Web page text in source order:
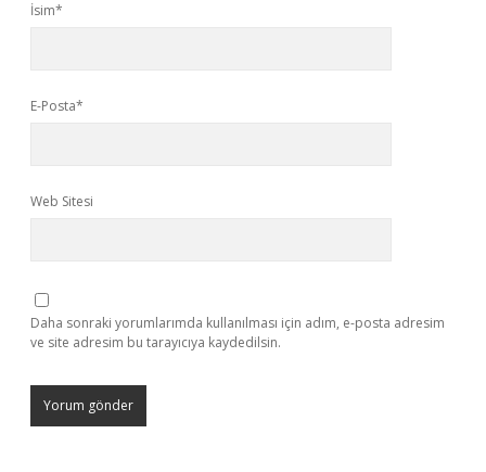
İsim*
E-Posta*
Web Sitesi
Daha sonraki yorumlarımda kullanılması için adım, e-posta adresim
ve site adresim bu tarayıcıya kaydedilsin.